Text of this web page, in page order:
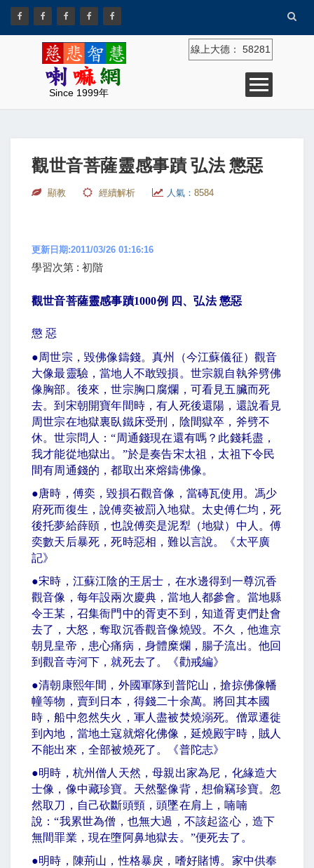
Since 1999年
線上大德： 58281
觀世音菩薩靈感事蹟 弘法 懲惡
顯教 經續解析 人氣： 8584
更新日期:2011/03/26 01:16:16
學習次第 : 初階
觀世音菩薩靈感事蹟1000例 四、弘法 懲惡
懲 惡
●周世宗，毀佛像鑄錢。真州（今江蘇儀征）觀音
大像最靈驗，當地人不敢毀損。世宗親自執斧劈佛
像胸部。後來，世宗胸口腐爛，可看見五臟而死
去。到宋朝開寶年間時，有人死後還陽，還說看見
周世宗在地獄裏臥鐵床受刑，陰間獄卒，斧劈不
休。世宗問人：“周通錢現在還有嗎？此錢耗盡，
我才能從地獄出。 ”於是奏告宋太祖，太祖下令民
間有周通錢的，都取出來熔鑄佛像。
●唐時，傅奕，毀損石觀音像，當磚瓦使用。馮少
府死而復生，說傅奕被罰入地獄。太史傅仁均，死
後托夢給薛頤，也說傅奕是泥犁（地獄）中人。傅
奕數天后暴死，死時惡相，難以言說。《太平廣
記》
●宋時，江蘇江陰的王居士，在水邊得到一尊沉香
觀音像，每年設兩次慶典，當地人都參會。當地縣
令王某，召集衙門中的胥吏不到，知道胥吏們赴會
去了，大怒，奪取沉香觀音像燒毀。不久，他進京
朝見皇帝，患心痛病，身體糜爛，腸子流出。他回
到觀音寺河下，就死去了。《勸戒編》
●清朝康熙年間，外國軍隊到普陀山，搶掠佛像幡
幢等物，賣到日本，得錢二十余萬。將回其本國
時，船中忽然失火，軍人盡被焚燒溺死。僧眾遷徙
到內地，當地土寇就熔化佛像，延燒殿宇時，賊人
不能出來，全部被燒死了。《普陀志》
●明時，杭州僧人天然，母親出家為尼，化緣造大
士像，像中藏珍寶。天然鑿像背，想偷竊珍寶。忽
然取刀，自己砍斷頭頸，頭墜在肩上，喃喃
說：“我累世為僧，也無大過，不該起盜心，造下
無間罪業，現在墮阿鼻地獄去。 ”便死去了。
●明時，陳荊山，性格暴戾，嗜好賭博。家中供奉